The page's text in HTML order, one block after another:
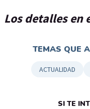
Los detalles en
TEMAS QUE
ACTUALIDAD
SI TE